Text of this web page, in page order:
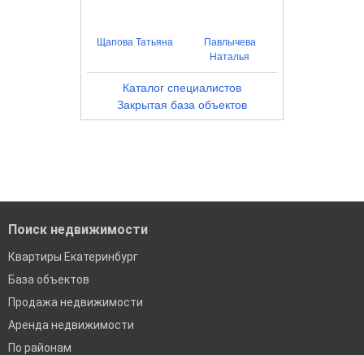
Щапова Татьяна
Павлычева
Наталья
Каталог специалистов
Закрытая база объектов
Поиск недвижимости
Квартиры Екатеринбург
База объектов
Продажа недвижимости
Аренда недвижимости
По районам